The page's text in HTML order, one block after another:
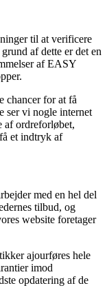
til at verificere
af dette er det en
af EASY
chancer for at få
ser vi nogle internet
af ordreforløbet,
et indtryk af
med en hel del
tilbud, og
website foretager
ajourføres hele
imod
opdatering af de